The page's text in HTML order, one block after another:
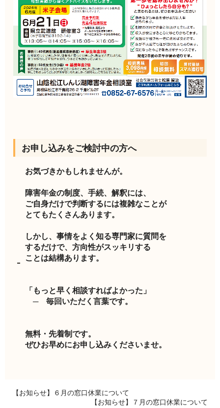
お申し込みをご検討中の方へ
お気づきかもしれませんが。
障害年金の制度、手続、解釈には、
ご自身だけで判断するには複雑なことが
とてもたくさんあります。
しかし、事情をよく知る専門家に質問を
するだけで、方向性がスッキリする
ことは結構あります。
「もっと早く相談すればよかった」
─ 毎回いただく言葉です。
無料・先着制です。
ぜひお早めにお申し込みくださいませ。
【お知らせ】６月の窓口休業について
【お知らせ】７月の窓口休業について